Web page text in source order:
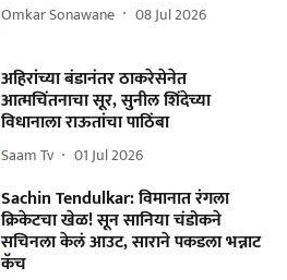
Omkar Sonawane 08 Jul 2026
अहिरांच्या बंडानंतर ठाकरेसेनेत
आत्मचिंतनाचा सूर, सुनील शिंदेच्या
विधानाला राऊतांचा पाठिंबा
Saam Tv 01 Jul 2026
Sachin Tendulkar: विमानात रंगला
क्रिकेटचा खेळ! सून सानिया चंडोकने
सचिनला केलं आउट, साराने पकडला भन्नाट
कॅच